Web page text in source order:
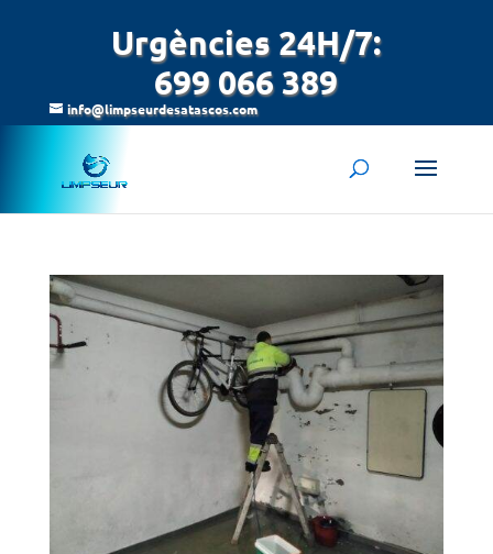
Urgències 24H/7:
699 066 389
info@limpseurdesatascos.com